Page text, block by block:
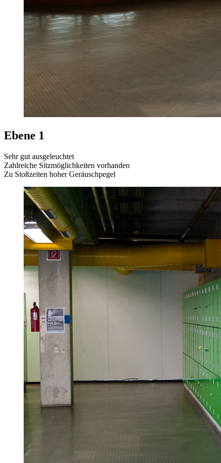
Ebene 1
Sehr gut ausgeleuchtet
Zahlreiche Sitzmöglichkeiten vorhanden
Zu Stoßzeiten hoher Geräuschpegel